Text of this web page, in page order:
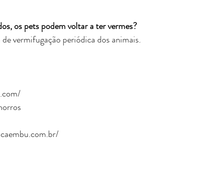
os pets podem voltar a ter vermes?
vermifugação periódica dos animais.